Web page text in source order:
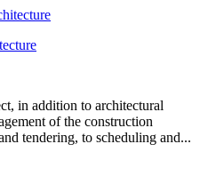
in addition to architectural
of the construction
tendering, to scheduling and...